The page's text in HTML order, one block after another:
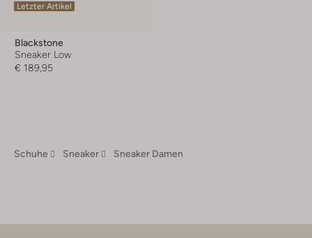
Letzter Artikel
Blackstone
Sneaker Low
€ 189,95
Schuhe Sneaker Sneaker Damen